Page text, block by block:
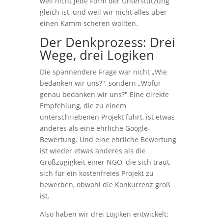
gleich ist, und weil wir nicht alles über
einen Kamm scheren wollten.
Der Denkprozess: Drei
Wege, drei Logiken
Die spannendere Frage war nicht „Wie
bedanken wir uns?", sondern „Wofür
genau bedanken wir uns?" Eine direkte
Empfehlung, die zu einem
unterschriebenen Projekt führt, ist etwas
anderes als eine ehrliche Google-
Bewertung. Und eine ehrliche Bewertung
ist wieder etwas anderes als die
Großzügigkeit einer NGO, die sich traut,
sich für ein kostenfreies Projekt zu
bewerben, obwohl die Konkurrenz groß
ist.
Also haben wir drei Logiken entwickelt: